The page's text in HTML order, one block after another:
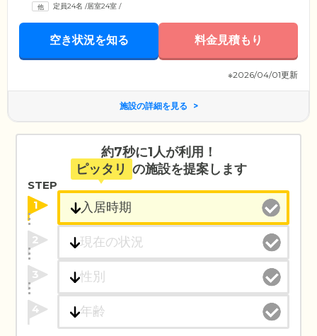
定員24名 /居室24室 /
空き状況を知る 料金見積もり
※2026/04/01更新
施設の詳細を見る
約7秒に1人が利用！
ピッタリ の施設を提案します
STEP
1
2
3
4